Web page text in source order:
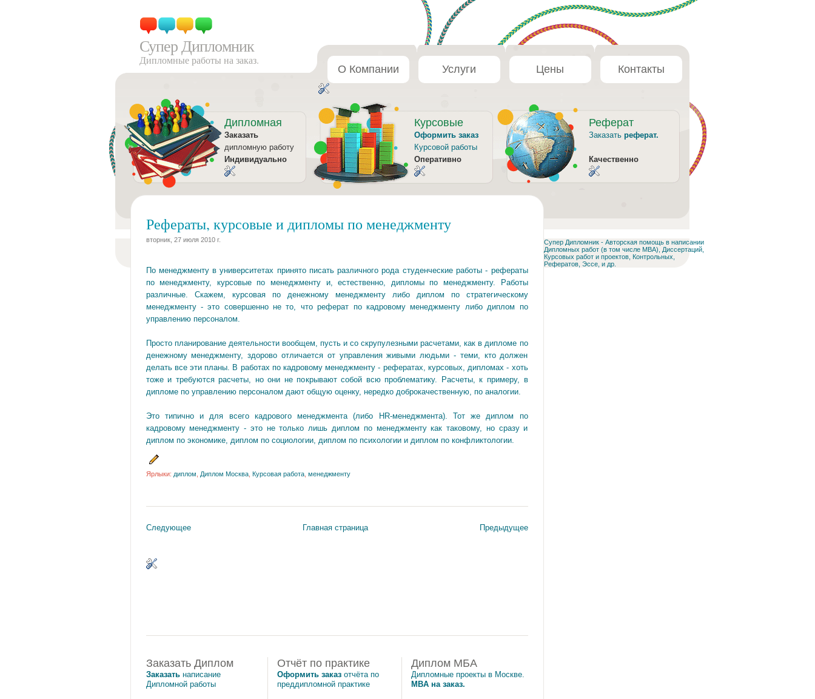
Супер Дипломник
Дипломные работы на заказ.
О Компании Услуги Цены Контакты
Дипломная
Заказать
дипломную работу
Индивидуально
Курсовые
Оформить заказ
Курсовой работы
Оперативно
Реферат
Заказать реферат.
Качественно
Рефераты, курсовые и дипломы по менеджменту
вторник, 27 июля 2010 г.
По менеджменту в университетах принято писать различного рода студенческие работы - рефераты
по менеджменту, курсовые по менеджменту и, естественно, дипломы по менеджменту. Работы
различные. Скажем, курсовая по денежному менеджменту либо диплом по стратегическому
менеджменту - это совершенно не то, что реферат по кадровому менеджменту либо диплом по
управлению персоналом.
Просто планирование деятельности вообщем, пусть и со скрупулезными расчетами, как в дипломе по
денежному менеджменту, здорово отличается от управления живыми людьми - теми, кто должен
делать все эти планы. В работах по кадровому менеджменту - рефератах, курсовых, дипломах - хоть
тоже и требуются расчеты, но они не покрывают собой всю проблематику. Расчеты, к примеру, в
дипломе по управлению персоналом дают общую оценку, нередко доброкачественную, по аналогии.
Это типично и для всего кадрового менеджмента (либо HR-менеджмента). Тот же диплом по
кадровому менеджменту - это не только лишь диплом по менеджменту как таковому, но сразу и
диплом по экономике, диплом по социологии, диплом по психологии и диплом по конфликтологии.
Ярлыки: диплом Диплом Москва, Курсовая работа, менеджменту
Следующее Предыдущее
Главная страница
Заказать Диплом
Заказатьнаписание
Дипломной работы
Отчёт по практике
Оформить заказотчёта по
преддипломной практике
Диплом МБА
Дипломные проекты в Москве.
MBA на заказ.
Супер Дипломник - Авторская помощь в написании
Дипломных работ (в том числе MBA), Диссертаций,
Курсовых работ и проектов, Контрольных,
Рефератов, Эссе, и др.